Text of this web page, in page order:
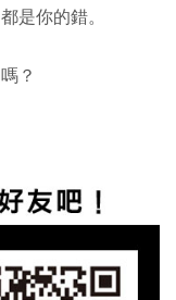
是你的錯。
？